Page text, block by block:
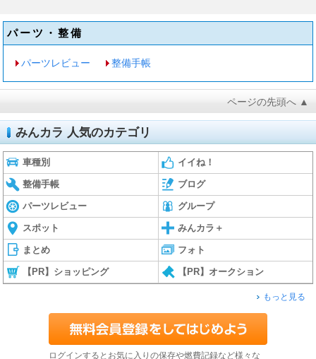
パーツ・整備
パーツレビュー 整備手帳
ページの先頭へ ▲
みんカラ 人気のカテゴリ
車種別 イイね！
整備手帳 ブログ
パーツレビュー グループ
スポット みんカラ＋
まとめ フォト
【PR】ショッピング 【PR】オークション
もっと見る
ログインするとお気に入りの保存や燃費記録など様々な